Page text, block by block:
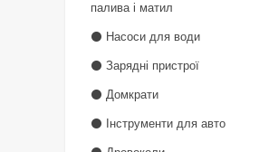
палива і матил
⚫ Насоси для води
⚫ Зарядні пристрої
⚫ Домкрати
⚫ Інструменти для авто